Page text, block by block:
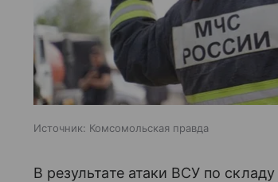
Источник: Комсомольская правда
В результате атаки ВСУ по складу